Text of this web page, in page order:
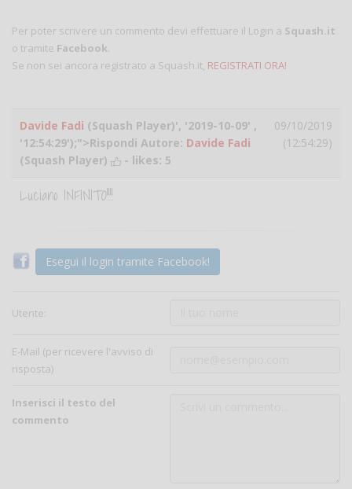
Per poter scrivere un commento devi effettuare il Login a Squash.it
o tramite Facebook.
Se non sei ancora registrato a Squash.it, REGISTRATI ORA!
Davide Fadi (Squash Player)', '2019-10-09' ,
'12:54:29');">Rispondi Autore: Davide Fadi
(Squash Player)
- likes: 5
09/10/2019
(12:54:29)
Luciano INFINITO!!!!
Esegui il login tramite Facebook!
Utente:
E-Mail (per ricevere l'avviso di
risposta)
Inserisci il testo del
commento